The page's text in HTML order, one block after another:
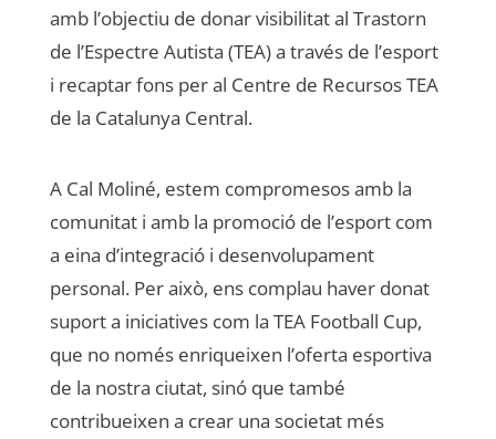
amb l’objectiu de donar visibilitat al Trastorn
de l’Espectre Autista (TEA) a través de l’esport
i recaptar fons per al Centre de Recursos TEA
de la Catalunya Central.
A Cal Moliné, estem compromesos amb la
comunitat i amb la promoció de l’esport com
a eina d’integració i desenvolupament
personal. Per això, ens complau haver donat
suport a iniciatives com la TEA Football Cup,
que no només enriqueixen l’oferta esportiva
de la nostra ciutat, sinó que també
contribueixen a crear una societat més